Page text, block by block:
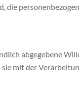
abgegebene
mit der